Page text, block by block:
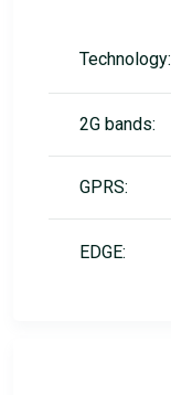
Technology:
2G bands:
GPRS:
EDGE: